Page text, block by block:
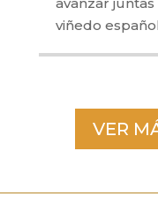
viñedo
VER